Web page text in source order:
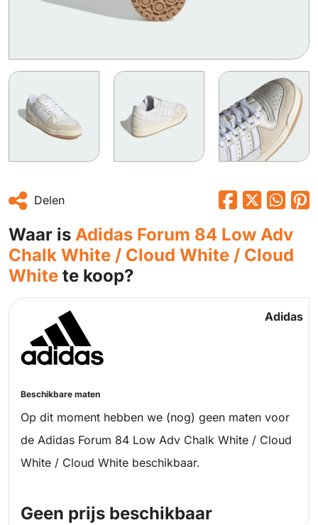
Delen
Waar is Adidas Forum 84 Low Adv
Chalk White / Cloud White / Cloud
White te koop?
Adidas
Beschikbare maten
Op dit moment hebben we (nog) geen maten voor
de Adidas Forum 84 Low Adv Chalk White / Cloud
White / Cloud White beschikbaar.
Geen prijs beschikbaar